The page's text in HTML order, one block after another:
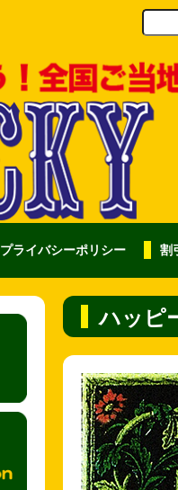
プライバシーポリシー 割
ハッピ